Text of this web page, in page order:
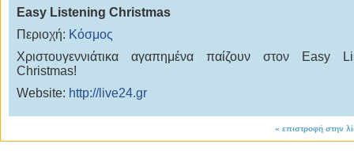
Easy Listening Christmas
Περιοχή: Κόσμος
Χριστουγεννιάτικα αγαπημένα παίζουν στον Easy
Christmas!
Website: http://live24.gr
« επιστροφή στην